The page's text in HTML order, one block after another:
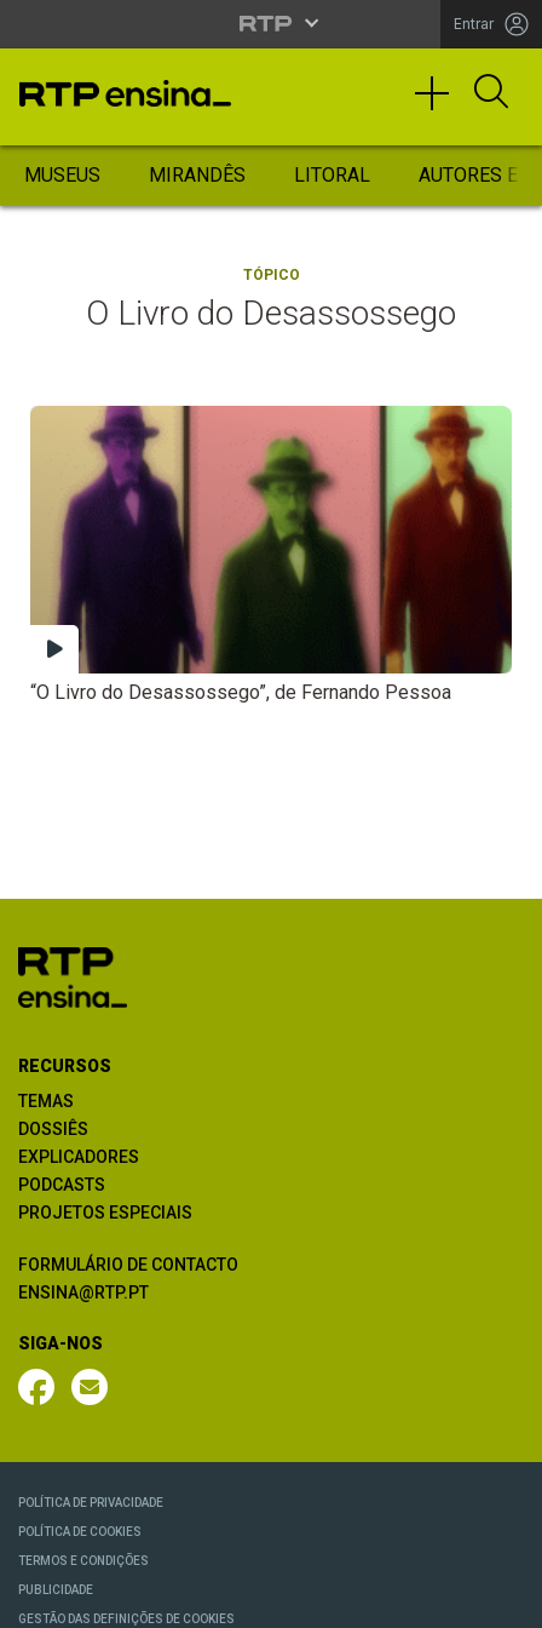
Entrar
MUSEUS MIRANDÊS LITORAL AUTORES
TÓPICO
O Livro do Desassossego
“O Livro do Desassossego”, de Fernando Pessoa
RECURSOS
TEMAS
DOSSIÊS
EXPLICADORES
PODCASTS
PROJETOS ESPECIAIS
FORMULÁRIO DE CONTACTO
ENSINA@RTP.PT
SIGA-NOS
POLÍTICA DE PRIVACIDADE
POLÍTICA DE COOKIES
TERMOS E CONDIÇÕES
PUBLICIDADE
GESTÃO DAS DEFINIÇÕES DE COOKIES